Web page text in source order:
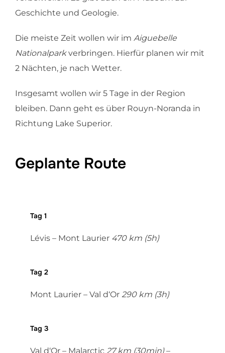
Geschichte und Geologie.
Die meiste Zeit wollen wir im Aiguebelle
Nationalparkverbringen. Hierfür planen wir mit
2 Nächten, je nach Wetter.
Insgesamt wollen wir 5 Tage in der Region
bleiben. Dann geht es über Rouyn-Noranda in
Richtung Lake Superior.
Geplante Route
Tag 1
Lévis – Mont Laurier 470 km (5h)
Tag 2
Mont Laurier – Val d‘Or 290 km (3h)
Tag 3
Val d‘Or – Malarctic 27 km (30min)–